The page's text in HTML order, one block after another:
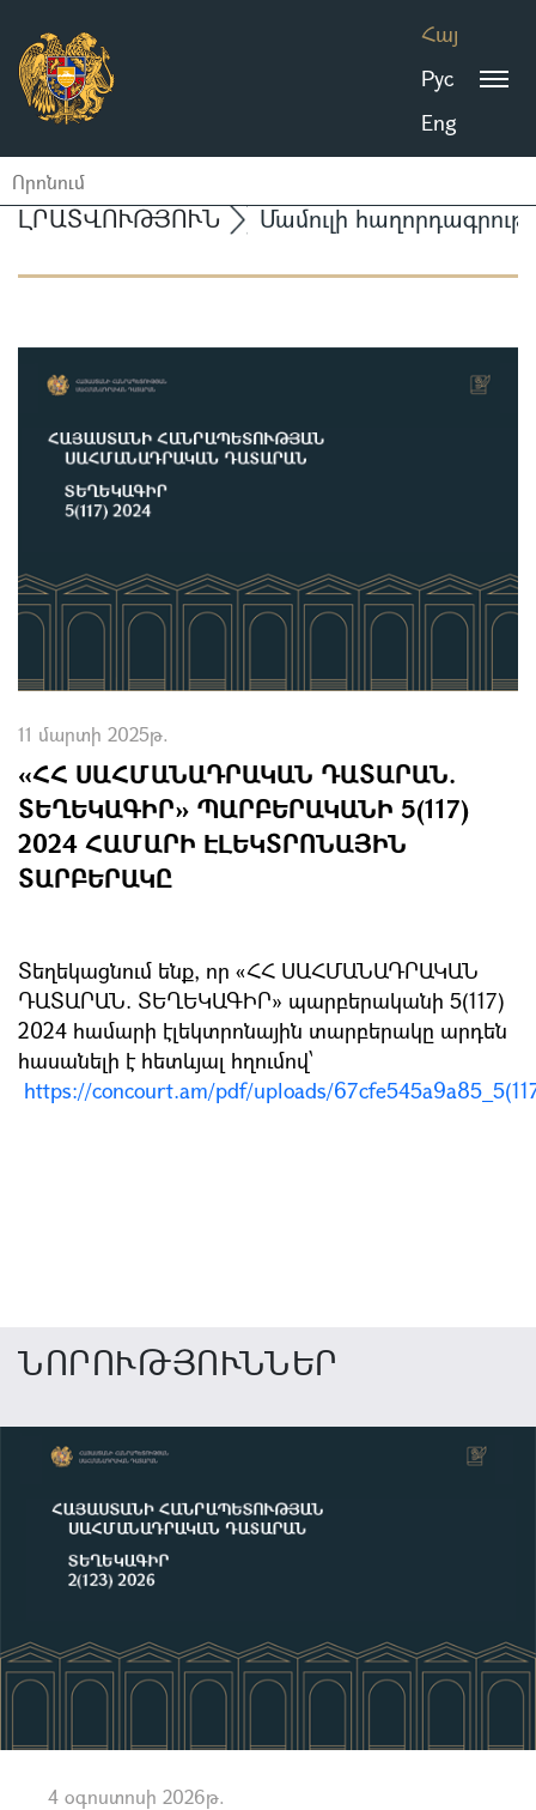
Հայ
Рус
Eng
ԼՐԱՏՎՈՒԹՅՈՒՆ Մամուլի
11 մարտի 2025թ.
«ՀՀ ՍԱՀՄԱՆԱԴՐԱԿԱՆ ԴԱՏԱՐԱՆ.
ՏԵՂԵԿԱԳԻՐ» ՊԱՐԲԵՐԱԿԱՆԻ 5(117)
2024 ՀԱՄԱՐԻ ԷԼԵԿՏՐՈՆԱՅԻՆ
ՏԱՐԲԵՐԱԿԸ
Տեղեկացնում ենք, որ «ՀՀ ՍԱՀՄԱՆԱԴՐԱԿԱՆ
ԴԱՏԱՐԱՆ. ՏԵՂԵԿԱԳԻՐ» պարբերականի 5(117)
2024 համարի էլեկտրոնային տարբերակը արդեն
հասանելի է հետևյալ հղումով՝
https://concourt.am/pdf/uploads/
ՆՈՐՈՒԹՅՈՒՆՆԵՐ
4 օգոստոսի 2026թ.